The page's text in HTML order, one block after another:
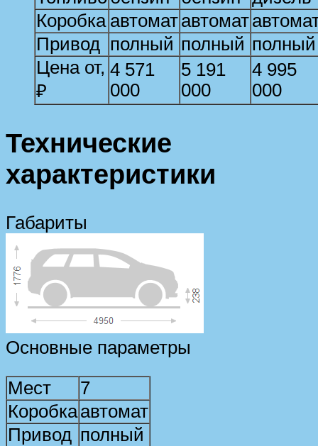
Коробка автоматавтомат
Привод полный полный полный
Цена от,
₽
4 571
000
5 191
000
4 995
000
Технические
характеристики
Габариты
Основные параметры
Мест
7
Коробкаавтомат
Привод полный